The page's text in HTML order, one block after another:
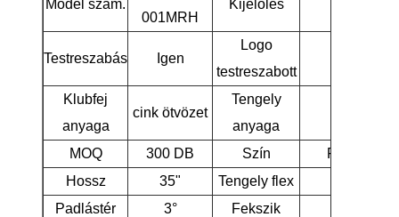
Model szám.
001MRH
Kijelölés
Testreszabás Igen
Logo
testreszabott
Klubfej
anyaga
cink ötvözet
Tengely
anyaga
MOQ 300 DB Szín
Fekete
Hossz
35" Tengely flex
Padlástér
3° Fekszik